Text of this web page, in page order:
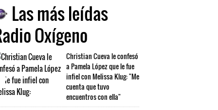
Las más leídas
Oxígeno
Christian Cueva le confesó
a Pamela López que le fue
infiel con Melissa Klug: "Me
cuenta que tuvo
encuentros con ella"